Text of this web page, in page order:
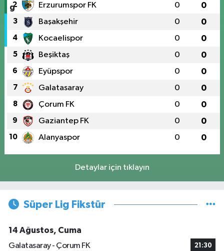
2 Erzurumspor FK 0 0
3 Başakşehir 0 0
4 Kocaelispor 0 0
5 Beşiktaş 0 0
6 Eyüpspor 0 0
7 Galatasaray 0 0
8 Çorum FK 0 0
9 Gaziantep FK 0 0
10 Alanyaspor 0 0
Detaylar için tıklayın
Süper Lig Fikstür
14 Ağustos, Cuma
Galatasaray - Çorum FK
21:30